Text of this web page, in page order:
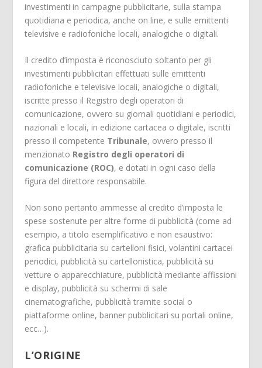
investimenti in campagne pubblicitarie, sulla stampa
quotidiana e periodica, anche on line, e sulle emittenti
televisive e radiofoniche locali, analogiche o digitali.
Il credito d’imposta è riconosciuto soltanto per gli
investimenti pubblicitari effettuati sulle emittenti
radiofoniche e televisive locali, analogiche o digitali,
iscritte presso il Registro degli operatori di
comunicazione, ovvero su giornali quotidiani e periodici,
nazionali e locali, in edizione cartacea o digitale, iscritti
presso il competente Tribunale, ovvero presso il
menzionato Registro degli operatori di
comunicazione (ROC), e dotati in ogni caso della
figura del direttore responsabile.
Non sono pertanto ammesse al credito d’imposta le
spese sostenute per altre forme di pubblicità (come ad
esempio, a titolo esemplificativo e non esaustivo:
grafica pubblicitaria su cartelloni fisici, volantini cartacei
periodici, pubblicità su cartellonistica, pubblicità su
vetture o apparecchiature, pubblicità mediante affissioni
e display, pubblicità su schermi di sale
cinematografiche, pubblicità tramite social o
piattaforme online, banner pubblicitari su portali online,
ecc…).
L’ORIGINE